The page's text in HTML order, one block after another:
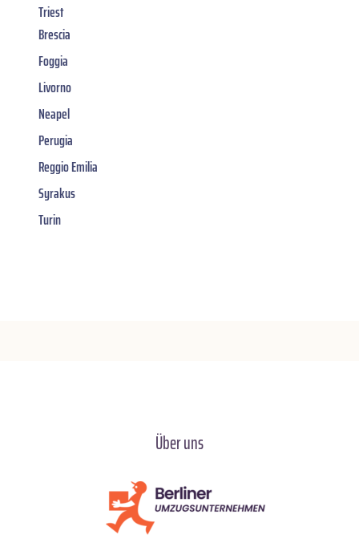
Triest
Brescia
Foggia
Livorno
Neapel
Perugia
Reggio Emilia
Syrakus
Turin
Über uns